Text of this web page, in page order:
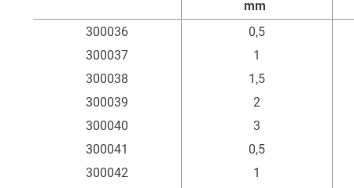
mm
Artikel
Stärke
300036 0,5
300037
1
300038
1,5
300039
2
300040
3
300041
0,5
300042
1